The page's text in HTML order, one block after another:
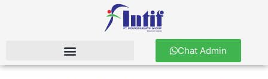
Chat Admin